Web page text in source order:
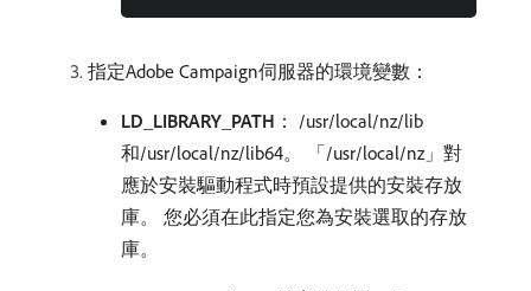
指定Adobe Campaign伺服器的環境變數：
LD_LIBRARY_PATH ： /usr/local/nz/lib
和/usr/local/nz/lib64。 「/usr/local/nz」對
應於安裝驅動程式時預設提供的安裝存放
庫。 您必須在此指定您為安裝選取的存放
庫。